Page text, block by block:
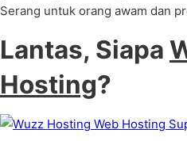
Serang untuk orang awam dan
Lantas, Siapa
Hosting?